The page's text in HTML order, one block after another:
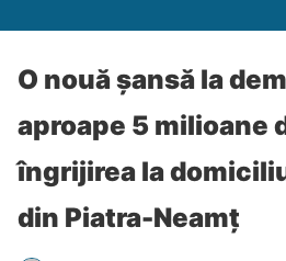
O nouă șansă la
aproape 5 milioane
îngrijirea la
din Piatra-Neamț